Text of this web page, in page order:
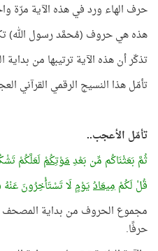
حرف الهاء ورد في هذه الآية مرّة
هذه هي حروف (مُحمَّد رسول الله)
تذكّر أن هذه الآية ترتيبها من
تأمّل هذا النسيج الرقمي القرآني
تأمّل الأعجب..
ثُمَّ بَعَثْنَاكُم مِّن بَعْدِمَوْتِكُمْلَعَلَّكُمْ
قُلْ لَكُمْمِيعَادُيَوْمٍ لَا تَسْتَأْخِرُونَ
مجموع الحروف من بداية المصحف
حرفًا.